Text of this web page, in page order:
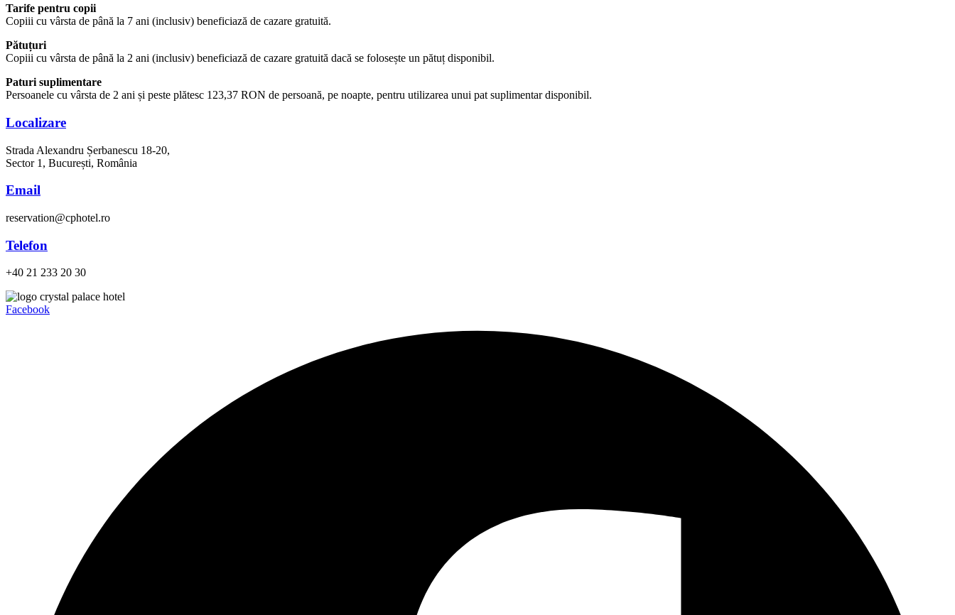
Tarife pentru copii
Copiii cu vârsta de până la 7 ani (inclusiv) beneficiază de cazare gratuită.
Pătuțuri
Copiii cu vârsta de până la 2 ani (inclusiv) beneficiază de cazare gratuită dacă se folosește un pătuț disponibil.
Paturi suplimentare
Persoanele cu vârsta de 2 ani și peste plătesc 123,37 RON de persoană, pe noapte, pentru utilizarea unui pat suplimentar disponibil.
Localizare
Strada Alexandru Șerbanescu 18-20,
Sector 1, București, România
Email
reservation@cphotel.ro
Telefon
+40 21 233 20 30
Facebook